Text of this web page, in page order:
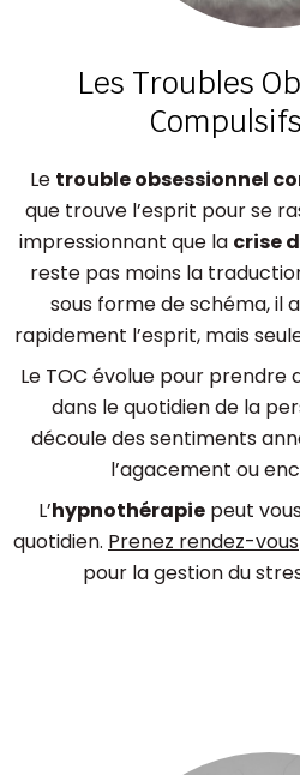
Les Troubles
Le trouble obsessionnel
que trouve l’esprit pour se
impressionnant que la crise
reste pas moins la
sous forme de schéma, il
rapidement l’esprit, mais
Le TOC évolue pour prendre
dans le quotidien de la
découle des sentiments
l’agacement ou
L’hypnothérapie peut
quotidien. Prenez rendez-vous
pour la gestion du